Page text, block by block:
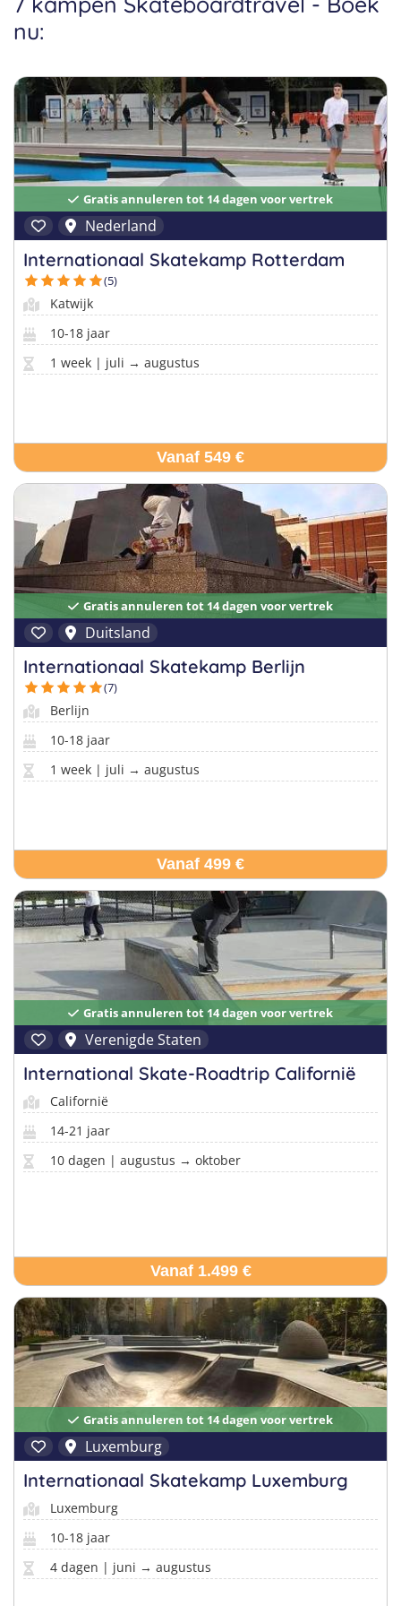
Malta
Buitenland
Surfkampen Buitenland
Taalvakanties Duits
nu:
Gratis annuleren tot 14 dagen voor vertrek
Nederland
Internationaal Skatekamp Rotterdam
(5)
Katwijk
10-18 jaar
1 week | juli → augustus
Vanaf 549 €
Gratis annuleren tot 14 dagen voor vertrek
Duitsland
Internationaal Skatekamp Berlijn
(7)
Berlijn
10-18 jaar
1 week | juli → augustus
Vanaf 499 €
Gratis annuleren tot 14 dagen voor vertrek
Verenigde Staten
International Skate-Roadtrip Californië
Californië
14-21 jaar
10 dagen | augustus → oktober
Vanaf 1.499 €
Gratis annuleren tot 14 dagen voor vertrek
Luxemburg
Internationaal Skatekamp Luxemburg
Luxemburg
10-18 jaar
4 dagen | juni → augustus